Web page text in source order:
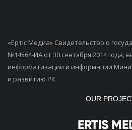
«Ертiс Медиа» Свидетельство о
№14564-ИА от 30 сентября 2014 года,
информатизации и информации
и развитию РК
OUR